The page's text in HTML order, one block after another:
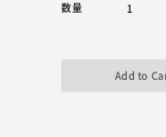
数量